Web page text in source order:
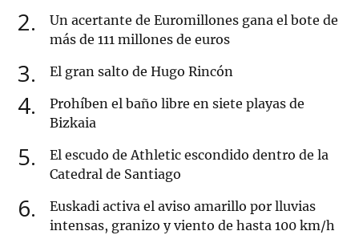
2
Un acertante de Euromillones gana el bote de
más de 111 millones de euros
3 El gran salto de Hugo Rincón
4
Prohíben el baño libre en siete playas de
Bizkaia
5
El escudo de Athletic escondido dentro de la
Catedral de Santiago
6
Euskadi activa el aviso amarillo por lluvias
intensas, granizo y viento de hasta 100 km/h